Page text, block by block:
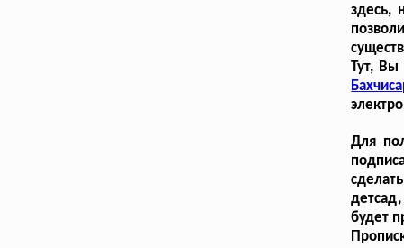
здесь,
Тут, Вы
Для
будет